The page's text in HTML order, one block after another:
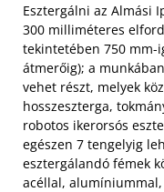
Esztergálni az Almási
300 milliméteres
tekintetében 750 mm-
átmerőig); a
vehet részt, melyek
hosszeszterga,
robotos ikerorsós
egészen 7 tengelyig
esztergálandó fémek
acéllal,